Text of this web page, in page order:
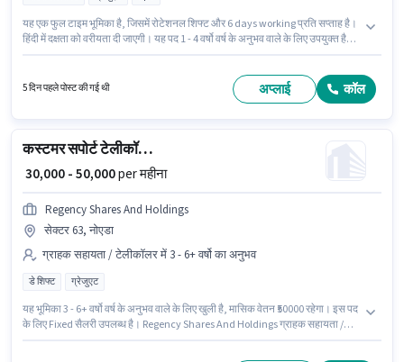
यह एक फुल टाइम भूमिका है, जिसमें रोटेशनल शिफ्ट और 6 days working प्रति सप्ताह है।
हिंदी में दक्षता को वरीयता दी जाएगी। यह पद 1 - 4 वर्षो वर्ष के अनुभव वाले के लिए उपयुक्त है।
पास ग्रेजुएट डिग्री/सर्टिफिकेट होना अनिवार्य है। इस भूमिका के साथ अतिरिक्त लाभ जैसे PF
5 दिन पहले पोस्ट की गई थी अप्लाई कॉल
कस्टमर सपोर्ट टेलीकॉलिंग टीम लीडर
₹ 30,000 - 50,000per महीना
Regency Shares And Holdings
सेक्टर 63, नोएडा
ग्राहक सहायता / टेलीकॉलर में 3 - 6+ वर्षो का अनुभव
डे शिफ्ट ग्रेजुएट
यह भूमिका 3 - 6+ वर्षो वर्ष के अनुभव वाले के लिए खुली है, मासिक वेतन ₹50000 रहेगा। इस पद
के लिए Fixed सैलरी उपलब्ध है। Regency Shares And Holdings ग्राहक सहायता /